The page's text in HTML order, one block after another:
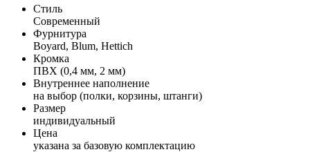
Стиль
Современный
Фурнитура
Boyard, Blum, Hettich
Кромка
ПВХ (0,4 мм, 2 мм)
Внутреннее наполнение
на выбор (полки, корзины, штанги)
Размер
индивидуальный
Цена
указана за базовую комплектацию